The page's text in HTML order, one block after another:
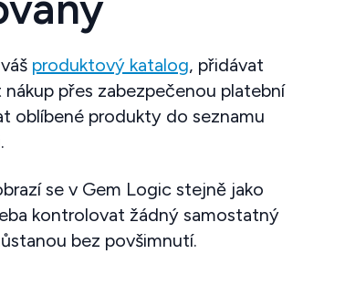
produktový katalog, přidávat
přes zabezpečenou platební
oblíbené produkty do seznamu
se v Gem Logic stejně jako
kontrolovat žádný samostatný
bez povšimnutí.